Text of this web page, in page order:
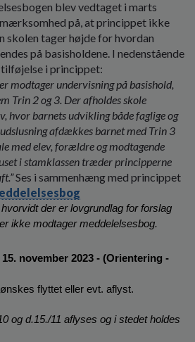
blev vedtaget i marts
på, at princippet ikke
skolen tager højde for hvordan
på basisholdene. I nedenstående
i princippet:
modtager undervisning på basishold,
Trin 2 og 3. Der afholdes skole
hvor barnets udvikling både faglige og
afdækkes barnet med Trin 3
med elev, forældre og modtagende
i stamklassen træder principperne
Ses i sammenhæng med princippet
der er lovgrundlag for forslag
ikke modtager meddelelsesbog.
november 2023 - (Orientering -
flyttet eller evt. aflyst.
og d.15./11 aflyses og i stedet holdes